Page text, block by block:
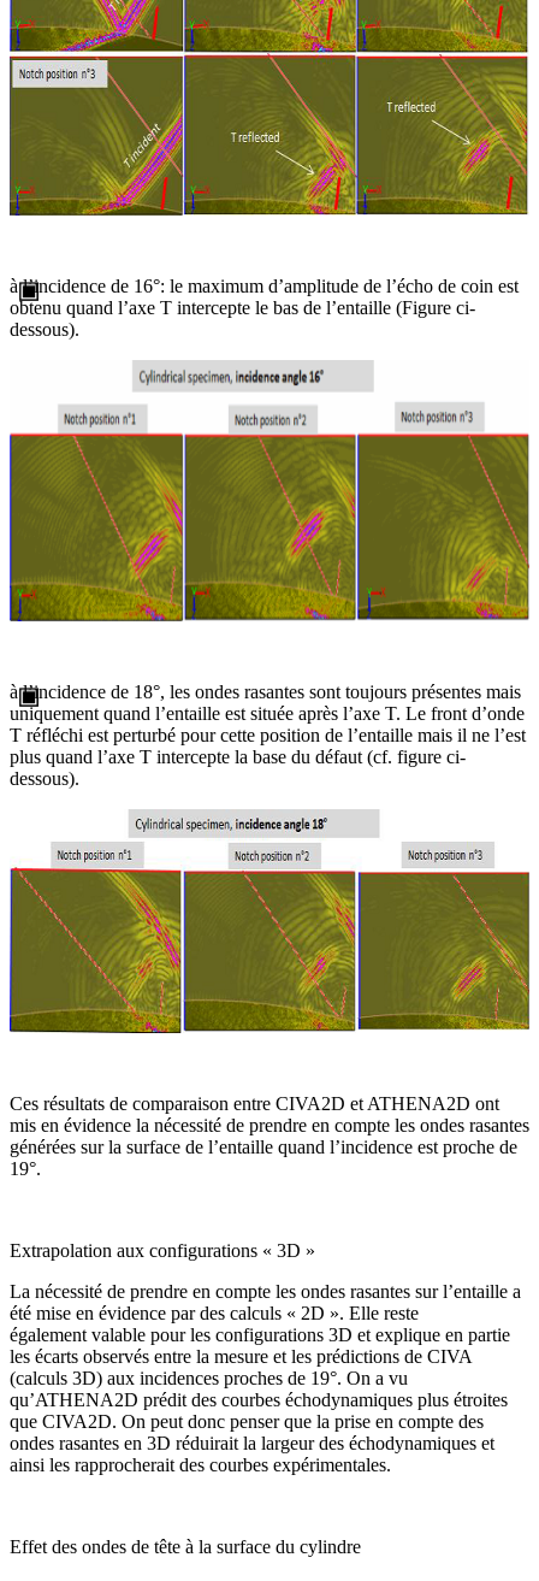
à l’incidence de 16°: le maximum d’amplitude de l’écho de coin est
obtenu quand l’axe T intercepte le bas de l’entaille (Figure ci-
dessous).
à l’incidence de 18°, les ondes rasantes sont toujours présentes mais
uniquement quand l’entaille est située après l’axe T. Le front d’onde
T réfléchi est perturbé pour cette position de l’entaille mais il ne l’est
plus quand l’axe T intercepte la base du défaut (cf. figure ci-
dessous).
Ces résultats de comparaison entre CIVA2D et ATHENA2D ont
mis en évidence la nécessité de prendre en compte les ondes rasantes
générées sur la surface de l’entaille quand l’incidence est proche de
19°.
Extrapolation aux configurations « 3D »
La nécessité de prendre en compte les ondes rasantes sur l’entaille a
été mise en évidence par des calculs « 2D ». Elle reste
également valable pour les configurations 3D et explique en partie
les écarts observés entre la mesure et les prédictions de CIVA
(calculs 3D) aux incidences proches de 19°. On a vu
qu’ATHENA2D prédit des courbes échodynamiques plus étroites
que CIVA2D. On peut donc penser que la prise en compte des
ondes rasantes en 3D réduirait la largeur des échodynamiques et
ainsi les rapprocherait des courbes expérimentales.
Effet des ondes de tête à la surface du cylindre